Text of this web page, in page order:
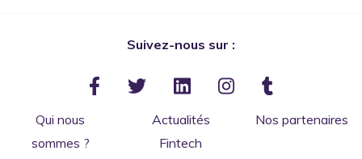
Suivez-nous sur :
Qui nous
sommes ?
Actualités
Fintech
Nos partenaires